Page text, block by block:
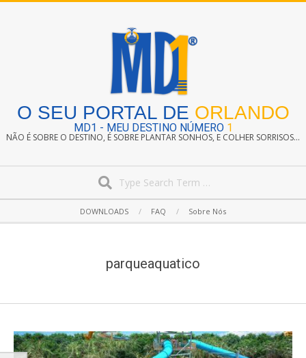
O SEU PORTAL DE ORLANDO
MD1 - MEU DESTINO NÚMERO 1
NÃO É SOBRE O DESTINO, É SOBRE PLANTAR SONHOS, E COLHER SORRISOS...
Navigation
DOWNLOADS FAQ Sobre Nós
parqueaquatico